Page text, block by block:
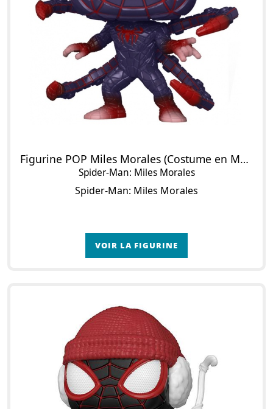
Figurine POP Miles Morales (Costume en Matière Programmable)
Spider-Man: Miles Morales
Spider-Man: Miles Morales
VOIR LA FIGURINE